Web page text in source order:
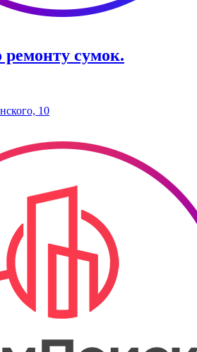
сумок.
10